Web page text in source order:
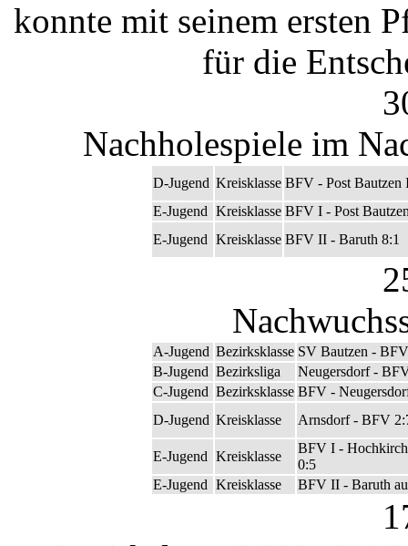
konnte mit seinem ersten
für die
Nachholespiele im
D-Jugend Kreisklasse BFV - Post Bautzen
E-Jugend Kreisklasse BFV I - Post
E-Jugend Kreisklasse BFV II - Baruth 8:1
A-Jugend Bezirksklasse SV Bautzen -
B-Jugend Bezirksliga
Neugersdorf -
C-Jugend Bezirksklasse BFV -
D-Jugend Kreisklasse Arnsdorf - BFV
E-Jugend Kreisklasse
BFV I -
0:5
E-Jugend Kreisklasse BFV II - Baruth